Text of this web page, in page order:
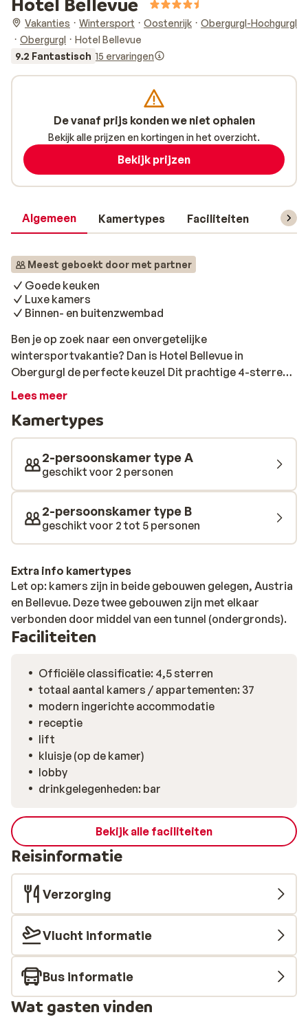
Vakanties Wintersport Oostenrijk
Obergurgl-Hochgurgl
Obergurgl
Hotel Bellevue
9.2 Fantastisch 15 ervaringen
Algemeen Kamertypes Faciliteiten
Meest geboekt door met partner
Goede keuken
Luxe kamers
Binnen- en buitenzwembad
Ben je op zoek naar een onvergetelijke
wintersportvakantie? Dan is Hotel Bellevue in
Obergurgl de perfecte keuze! Dit prachtige 4-sterren
superior hotel ligt direct aan de piste, waardoor je
Bellevue is meer dan alleen een skihotel. Het staat ook
bekend om zijn fantastische keuken. De chef-kok en
zijn team toveren de heerlijkste gerechten op tafel,
met verse, regionale producten. En na een dag op de
piste kun je heerlijk ontspannen in de uitgebreide
wellness. Geniet van de sauna's, het stoombad, de
whirlpool en het zwembad.Kortom, Hotel Bellevue is de
perfecte plek voor een wintersportvakantie vol skiën,
Lees meer
Kamertypes
2-persoonskamer type A
geschikt voor 2 personen
2-persoonskamer type B
geschikt voor 2 tot 5 personen
Extra info kamertypes
Let op: kamers zijn in beide gebouwen gelegen, Austria
en Bellevue. Deze twee gebouwen zijn met elkaar
verbonden door middel van een tunnel (ondergronds).
Faciliteiten
Officiële classificatie: 4,5 sterren
totaal aantal kamers / appartementen: 37
modern ingerichte accommodatie
receptie
lift
kluisje (op de kamer)
lobby
drinkgelegenheden: bar
Bekijk alle faciliteiten
Reisinformatie
Verzorging
Vlucht informatie
Bus informatie
Wat gasten vinden
De vanaf prijs konden we niet ophalen
Bekijk alle prijzen en kortingen in het overzicht.
Bekijk prijzen